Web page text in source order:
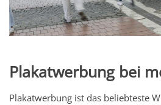
Plakatwerbung bei
Plakatwerbung ist das beliebteste